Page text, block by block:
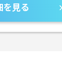
を見る